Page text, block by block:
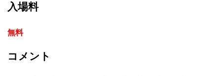
入場料
無料
コメント